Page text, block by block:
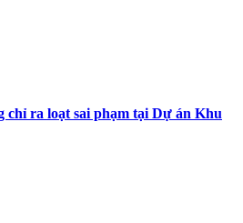
ra loạt sai phạm tại Dự án Khu